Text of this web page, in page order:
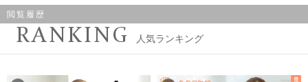
閲覧履歴
RANKING 人気ランキング